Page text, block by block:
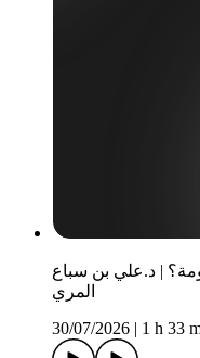
| د.علي بن سباع
المري
30/07/2026 | 1 h 33